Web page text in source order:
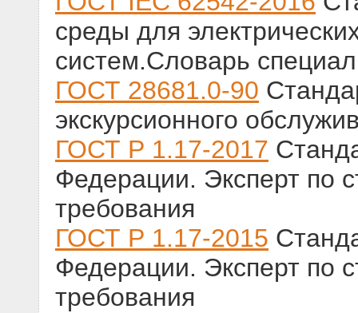
среды для
систем.Словарь
ГОСТ 28681.0-90
экскурсионного
ГОСТ Р 1.17-2017
Федерации. Эксперт по
требования
ГОСТ Р 1.17-2015
Федерации. Эксперт по
требования